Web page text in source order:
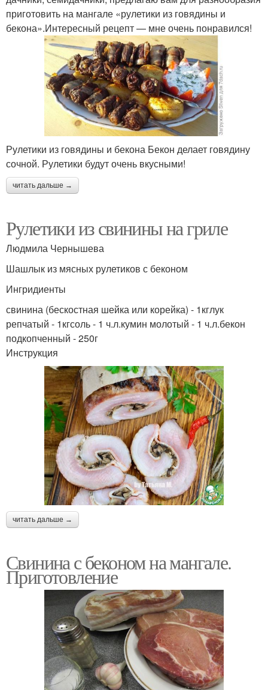
приготовить на мангале «рулетики из говядины и
бекона».Интересный рецепт — мне очень понравился!
Рулетики из говядины и бекона Бекон делает говядину
сочной. Рулетики будут очень вкусными!
читать дальше →
Рулетики из свинины на гриле
Людмила Чернышева
Шашлык из мясных рулетиков с беконом
Ингридиенты
свинина (бескостная шейка или корейка) - 1кглук
репчатый - 1кгсоль - 1 ч.л.кумин молотый - 1 ч.л.бекон
подкопченный - 250г
Инструкция
читать дальше →
Свинина с беконом на мангале.
Приготовление